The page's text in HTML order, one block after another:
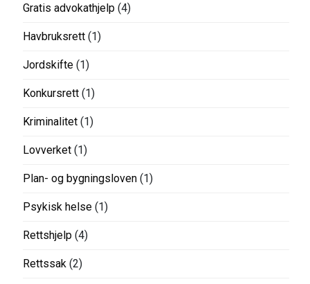
Gratis advokathjelp (4)
Havbruksrett (1)
Jordskifte (1)
Konkursrett (1)
Kriminalitet (1)
Lovverket (1)
Plan- og bygningsloven (1)
Psykisk helse (1)
Rettshjelp (4)
Rettssak (2)